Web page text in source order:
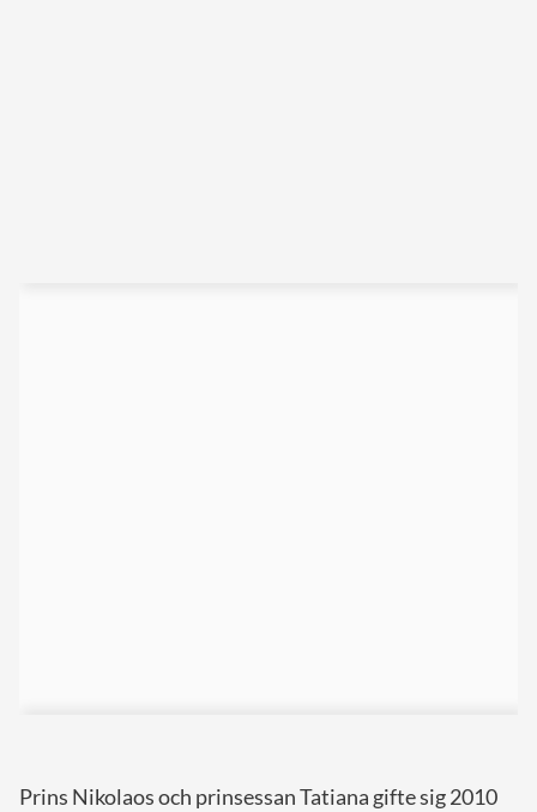
Prins Nikolaos och prinsessan Tatiana gifte sig 2010